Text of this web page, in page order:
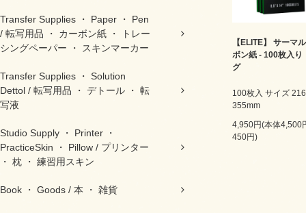
Transfer Supplies ・ Paper ・ Pen
/ 転写用品 ・ カーボン紙 ・ トレー
シングペーパー ・ スキンマーカー
Transfer Supplies ・ Solution
Dettol / 転写用品 ・ デトール ・ 転
写液
Studio Supply ・ Printer ・
PracticeSkin ・ Pillow / プリンター
・ 枕 ・ 練習用スキン
Book ・ Goods / 本 ・ 雑貨
【ELITE】 サーマ
ボン紙 - 100枚入り
グ
100枚入 サイズ
355mm
4,950円(本体4,500
450円)